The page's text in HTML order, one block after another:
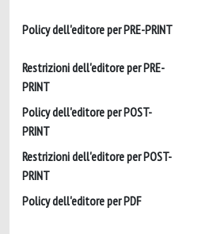
Policy dell'editore per PRE-PRINT
Restrizioni dell'editore per PRE-
PRINT
Policy dell'editore per POST-
PRINT
Restrizioni dell'editore per POST-
PRINT
Policy dell'editore per PDF